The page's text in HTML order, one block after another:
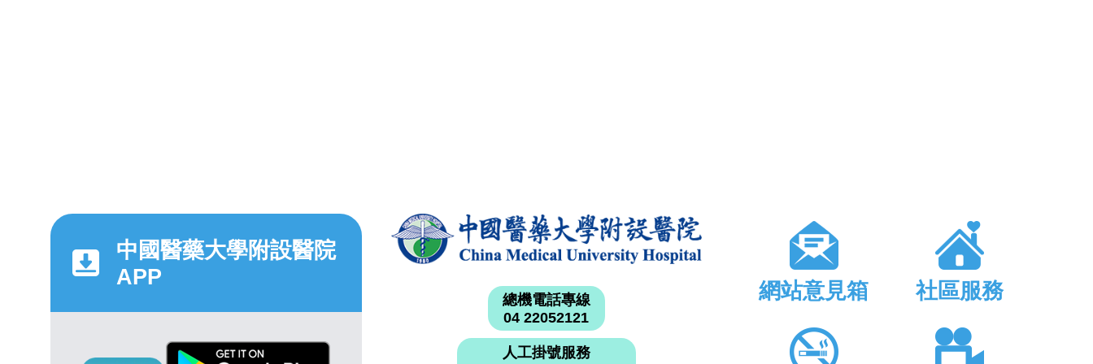
中國醫藥大學附設醫院
APP
總機電話專線
04 22052121
人工掛號服務
網站意見箱 社區服務